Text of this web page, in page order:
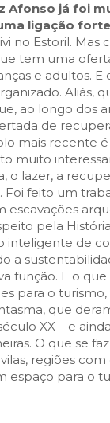
Afonso já foi
ligação
no Estoril. Mas
tem uma
e adultos. E
Aliás,
ao longo dos
de
mais recente é
muito
o lazer, a
Foi feito um
escavações
pela
inteligente de
a
função. E o
para o turismo,
que
XX – e
O que se
regiões com
espaço para o